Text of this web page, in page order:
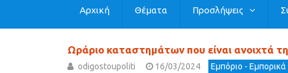
Αρχική Θέματα Προσλήψεις
Ωράριο καταστημάτων που είναι ανοιχτά
odigostoupoliti 16/03/2024 Εμπόριο -